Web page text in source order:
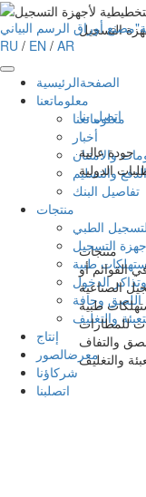
أوراق الرسم البياني
RU / EN / AR
الصفحةالرئيسية
معلوماتعنا
معلوماتعنا
أخبار
والامتنان
الدفع والتسليم
تفاصيل البنك
منتجات
الطبي
التسجيل
طبية
الدخول
اللصق وجافة
والتغليف
إنتاج
معرضالصور
شركاؤنا
اتصلبنا
التسجيل
اتصل بنا
جودة عالية
الدولية
منتجات
الصناعية
طبية
للمطارات
والتفاف
والتغليف